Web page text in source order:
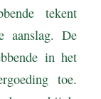
tekent
aanslag. De
in het
toe.